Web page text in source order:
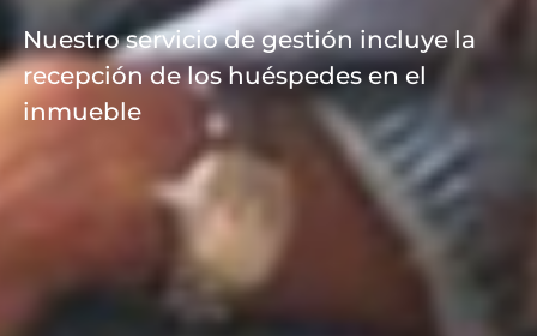
Nuestro servicio de gestión incluye la
recepción de los huéspedes en el
inmueble